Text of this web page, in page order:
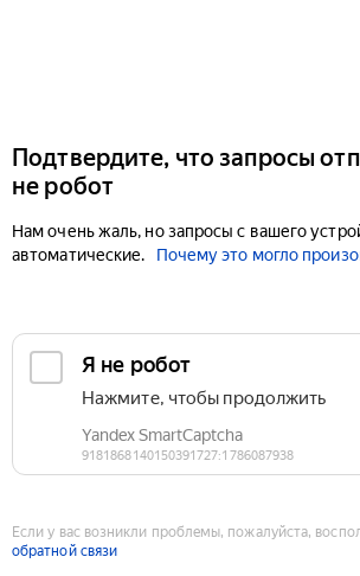
Подтвердите, что запросы
не робот
Нам очень жаль, но запросы с вашего
автоматические.
Почему это могло
Если у вас возникли проблемы, пожалуйста,
обратной связи